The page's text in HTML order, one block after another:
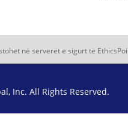
në serverët e sigurt të
Inc. All Rights Reserved.